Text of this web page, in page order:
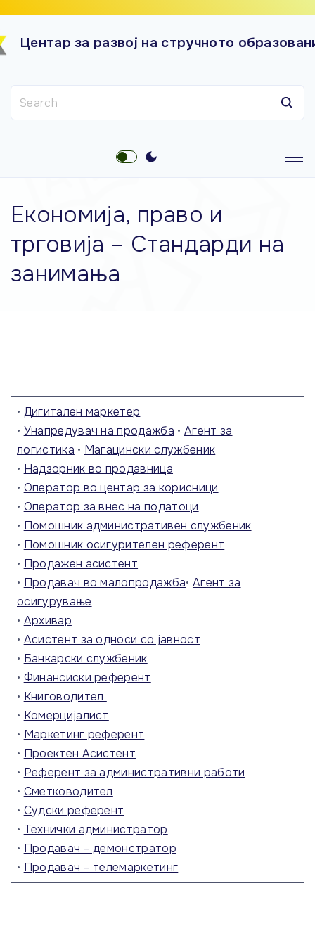
i
Центар за развој на стручното
Економија, право и
трговија – Стандарди на
занимања
• Дигитален маркетер
• Унапредувач на продажба • Агент за
логистика • Магацински службеник
• Надзорник во продавница
• Оператор во центар за корисници
• Оператор за внес на податоци
• Помошник административен службеник
• Помошник осигурителен референт
• Продажен асистент
• Продавач во малопродажба• Агент за
осигурување
• Архивар
• Асистент за односи со јавност
• Банкарски службеник
• Финансиски референт
• Книговодител
• Комерцијалист
• Маркетинг референт
• Проектен Асистент
• Референт за административни работи
• Сметководител
• Судски референт
• Технички администратор
• Продавач – демонстратор
• Продавач – телемаркетинг